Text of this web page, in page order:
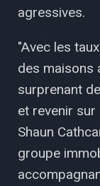
agressives.
"Avec les
des maisons
surprenant
et revenir sur
Shaun
groupe